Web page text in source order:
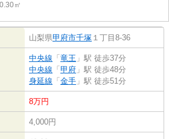
㎡
山梨県甲府市千塚 １丁目8-36
中央線 「 竜王 」駅 徒歩37分
中央線 「 甲府 」駅 徒歩48分
身延線 「 金手 」駅 徒歩51分
8万円
4,000円